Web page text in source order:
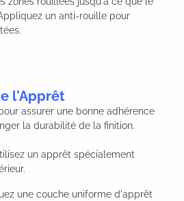
un anti-rouille pour
l'Apprêt
assurer une bonne adhérence
la durabilité de la finition.
un apprêt spécialement
une couche uniforme d'apprêt